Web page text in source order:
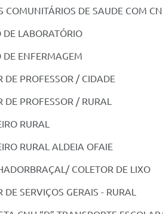
COMUNITÁRIOS DE SAUDE COM
DE LABORATÓRIO
DE ENFERMAGEM
DE PROFESSOR / CIDADE
DE PROFESSOR / RURAL
RURAL
RURAL ALDEIA OFAIE
COLETOR DE LIXO
DE SERVIÇOS GERAIS - RURAL